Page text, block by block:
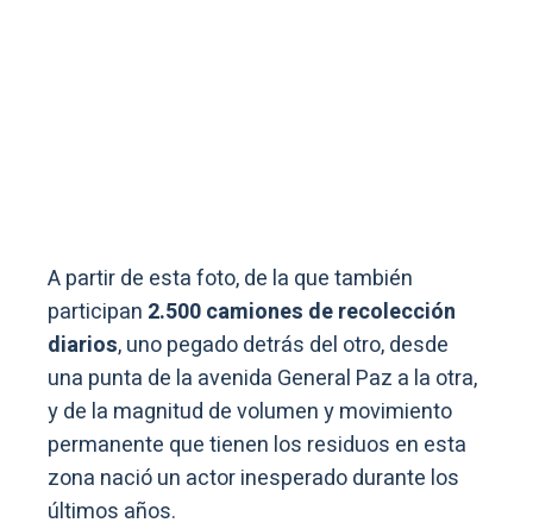
A partir de esta foto, de la que también
participan 2.500 camiones de recolección
diarios, uno pegado detrás del otro, desde
una punta de la avenida General Paz a la otra,
y de la magnitud de volumen y movimiento
permanente que tienen los residuos en esta
zona nació un actor inesperado durante los
últimos años.